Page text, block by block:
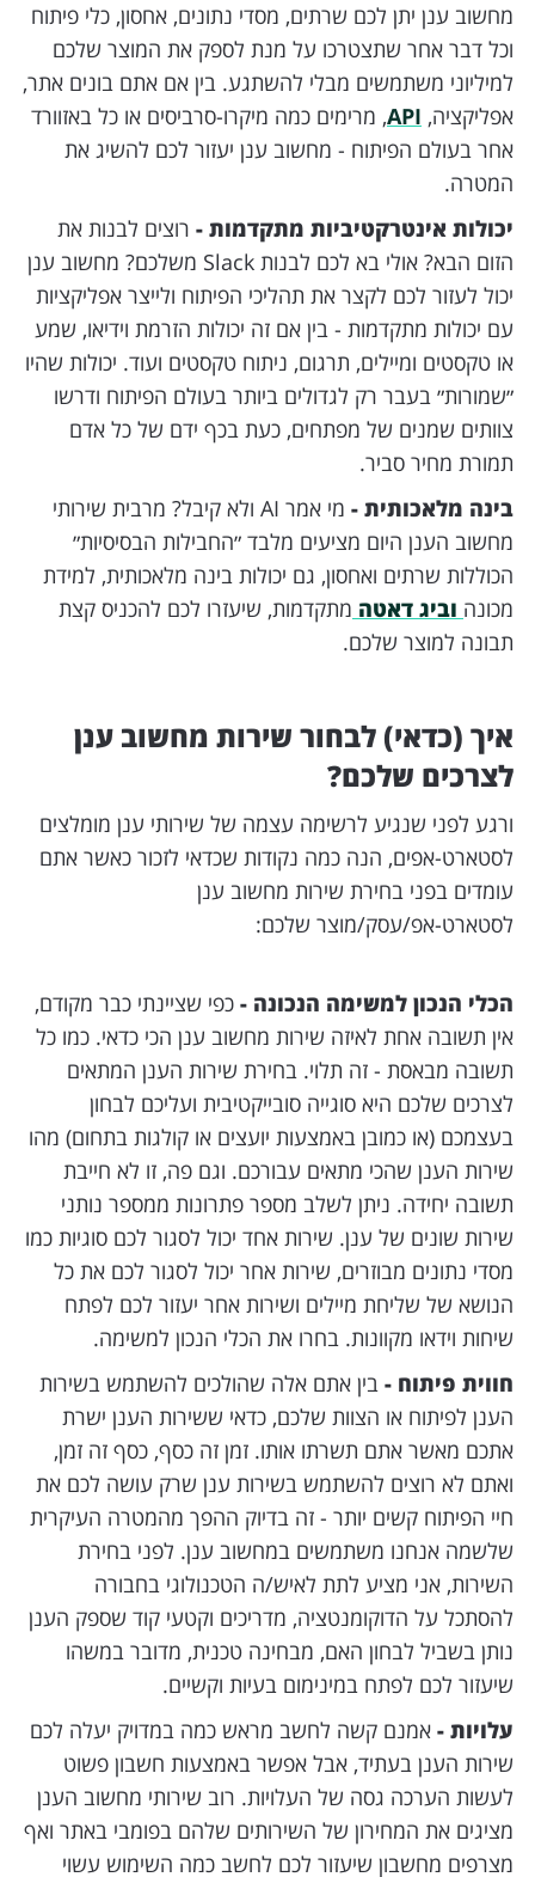
מחשוב ענן יתן לכם שרתים, מסדי נתונים, אחסון, כלי פיתוח
וכל דבר אחר שתצטרכו על מנת לספק את המוצר שלכם
למיליוני משתמשים מבלי להשתגע. בין אם אתם בונים אתר,
אפליקציה, API, מרימים כמה מיקרו-סרביסים או כל באזוורד
אחר בעולם הפיתוח - מחשוב ענן יעזור לכם להשיג את
המטרה.
יכולות אינטרקטיביות מתקדמות - רוצים לבנות את
הזום הבא? אולי בא לכם לבנות Slack משלכם? מחשוב ענן
יכול לעזור לכם לקצר את תהליכי הפיתוח ולייצר אפליקציות
עם יכולות מתקדמות - בין אם זה יכולות הזרמת וידיאו, שמע
או טקסטים ומיילים, תרגום, ניתוח טקסטים ועוד. יכולות שהיו
״שמורות״ בעבר רק לגדולים ביותר בעולם הפיתוח ודרשו
צוותים שמנים של מפתחים, כעת בכף ידם של כל אדם
תמורת מחיר סביר.
בינה מלאכותית -
מי אמר AI ולא קיבל? מרבית שירותי
מחשוב הענן היום מציעים מלבד ״החבילות הבסיסיות״
הכוללות שרתים ואחסון, גם יכולות בינה מלאכותית, למידת
מכונה וביג דאטה מתקדמות, שיעזרו לכם להכניס קצת
תבונה למוצר שלכם.
איך (כדאי) לבחור שירות מחשוב ענן
לצרכים שלכם?
ורגע לפני שנגיע לרשימה עצמה של שירותי ענן מומלצים
לסטארט-אפים, הנה כמה נקודות שכדאי לזכור כאשר אתם
עומדים בפני בחירת שירות מחשוב ענן
לסטארט-אפ/עסק/מוצר שלכם:
הכלי הנכון למשימה הנכונה - כפי שציינתי כבר מקודם,
אין תשובה אחת לאיזה שירות מחשוב ענן הכי כדאי. כמו כל
תשובה מבאסת - זה תלוי. בחירת שירות הענן המתאים
לצרכים שלכם היא סוגייה סובייקטיבית ועליכם לבחון
בעצמכם (או כמובן באמצעות יועצים או קולגות בתחום) מהו
שירות הענן שהכי מתאים עבורכם. וגם פה, זו לא חייבת
תשובה יחידה. ניתן לשלב מספר פתרונות ממספר נותני
שירות שונים של ענן. שירות אחד יכול לסגור לכם סוגיות כמו
מסדי נתונים מבוזרים, שירות אחר יכול לסגור לכם את כל
הנושא של שליחת מיילים ושירות אחר יעזור לכם לפתח
שיחות וידאו מקוונות. בחרו את הכלי הנכון למשימה.
חווית פיתוח - בין אתם אלה שהולכים להשתמש בשירות
הענן לפיתוח או הצוות שלכם, כדאי ששירות הענן ישרת
אתכם מאשר אתם תשרתו אותו. זמן זה כסף, כסף זה זמן,
ואתם לא רוצים להשתמש בשירות ענן שרק עושה לכם את
חיי הפיתוח קשים יותר - זה בדיוק ההפך מהמטרה העיקרית
שלשמה אנחנו משתמשים במחשוב ענן. לפני בחירת
השירות, אני מציע לתת לאיש/ה הטכנולוגי בחבורה
להסתכל על הדוקומנטציה, מדריכים וקטעי קוד שספק הענן
נותן בשביל לבחון האם, מבחינה טכנית, מדובר במשהו
שיעזור לכם לפתח במינימום בעיות וקשיים.
עלויות - אמנם קשה לחשב מראש כמה במדויק יעלה לכם
שירות הענן בעתיד, אבל אפשר באמצעות חשבון פשוט
לעשות הערכה גסה של העלויות. רוב שירותי מחשוב הענן
מציגים את המחירון של השירותים שלהם בפומבי באתר ואף
מצרפים מחשבון שיעזור לכם לחשב כמה השימוש עשוי